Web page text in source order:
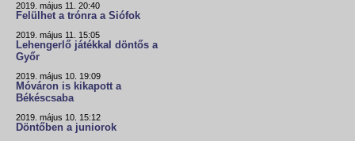
2019. május 11. 20:40
Felülhet a trónra a Siófok
2019. május 11. 15:05
Lehengerlő játékkal döntős a
Győr
2019. május 10. 19:09
Móváron is kikapott a
Békéscsaba
2019. május 10. 15:12
Döntőben a juniorok